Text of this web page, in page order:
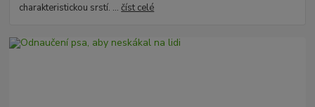
charakteristickou srstí. ...číst celé